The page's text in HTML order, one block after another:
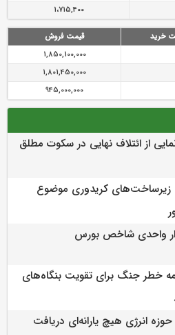
1،715,400
خرید
قیمت فروش
1,850,100,000
1,801,450,000
945,000,000
از ائتلاف‌ نهایی در سکوت مطلق
زیرساخت‌های کریدوری موضوع
خطر جنگ برای تقویت بنگاه‌های
حوزه انرژی هیچ یارانه‌ای دریافت